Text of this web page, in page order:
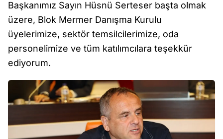
Başkanımız Sayın Hüsnü Serteser başta olmak
üzere, Blok Mermer Danışma Kurulu
üyelerimize, sektör temsilcilerimize, oda
personelimize ve tüm katılımcılara teşekkür
ediyorum.